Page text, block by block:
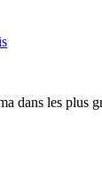
dans les plus